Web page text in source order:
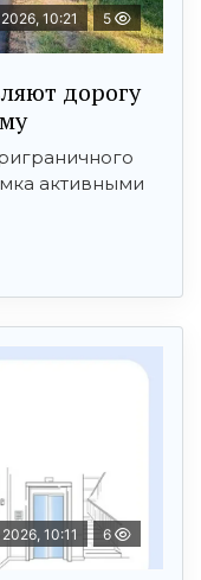
10:21 5
дорогу
активными
10:11 6